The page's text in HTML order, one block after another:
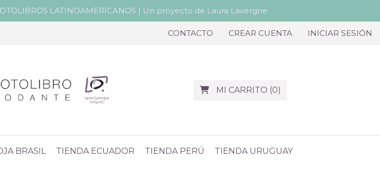
LATINOAMERICANOS | Un proyecto de Laura Lavergne
CONTACTO CREAR CUENTA INICIAR SESIÓN
MI CARRITO (0)
BRASIL TIENDA ECUADOR TIENDA PERÚ TIENDA URUGUAY